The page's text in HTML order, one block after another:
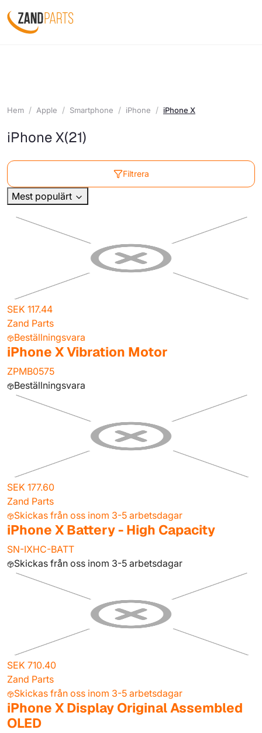
Hem Apple Smartphone iPhone iPhone X
iPhone X(21)
Filtrera
Mest populärt
SEK 117.44
Zand Parts
Beställningsvara
iPhone X Vibration Motor
ZPMB0575
Beställningsvara
SEK 177.60
Zand Parts
Skickas från oss inom 3-5 arbetsdagar
iPhone X Battery - High Capacity
SN-IXHC-BATT
Skickas från oss inom 3-5 arbetsdagar
SEK 710.40
Zand Parts
Skickas från oss inom 3-5 arbetsdagar
iPhone X Display Original Assembled
OLED